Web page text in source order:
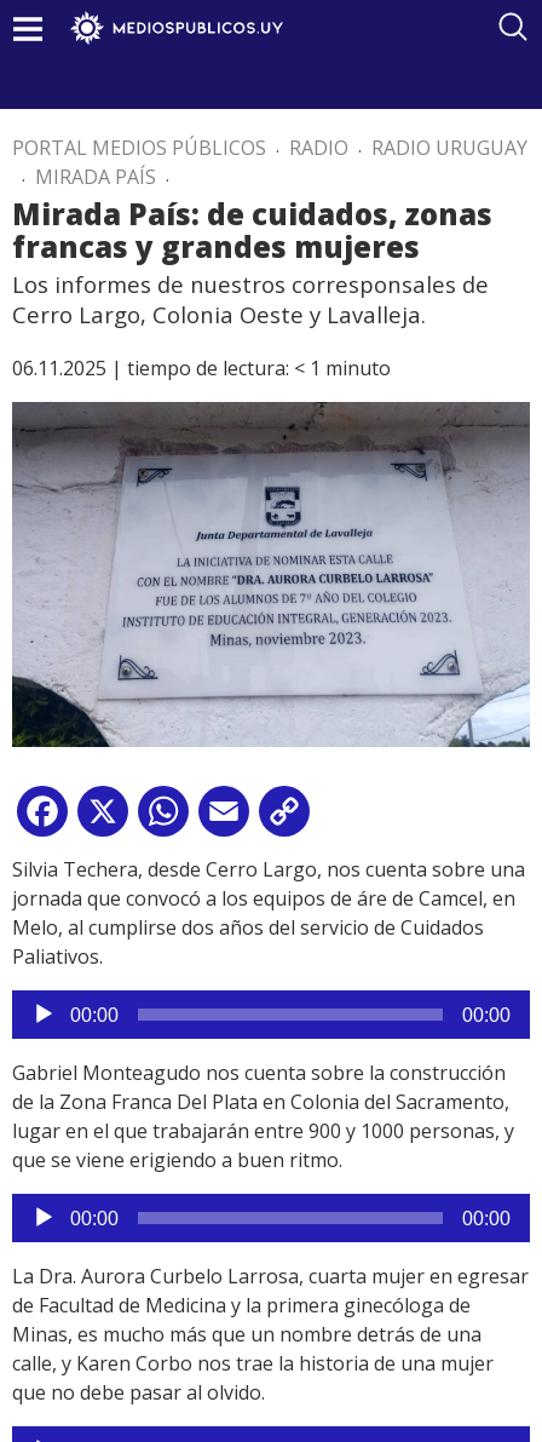
PORTAL MEDIOS PÚBLICOS . RADIO . RADIO URUGUAY
. MIRADA PAÍS .
Mirada País: de cuidados, zonas
francas y grandes mujeres
Los informes de nuestros corresponsales de
Cerro Largo, Colonia Oeste y Lavalleja.
06.11.2025 | tiempo de lectura: < 1 minuto
Facebook
X WhatsApp
Email
Link
Silvia Techera, desde Cerro Largo, nos cuenta sobre una
jornada que convocó a los equipos de áre de Camcel, en
Melo, al cumplirse dos años del servicio de Cuidados
Paliativos.
Reproductor
de
audio
00:00 00:00
Gabriel Monteagudo nos cuenta sobre la construcción
de la Zona Franca Del Plata en Colonia del Sacramento,
lugar en el que trabajarán entre 900 y 1000 personas, y
que se viene erigiendo a buen ritmo.
Reproductor
de
audio
00:00 00:00
La Dra. Aurora Curbelo Larrosa, cuarta mujer en egresar
de Facultad de Medicina y la primera ginecóloga de
Minas, es mucho más que un nombre detrás de una
calle, y Karen Corbo nos trae la historia de una mujer
que no debe pasar al olvido.